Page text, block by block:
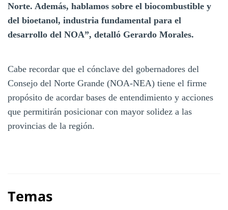
Norte. Además, hablamos sobre el biocombustible y
del bioetanol, industria fundamental para el
desarrollo del NOA”, detalló Gerardo Morales.
Cabe recordar que el cónclave del gobernadores del
Consejo del Norte Grande (NOA-NEA) tiene el firme
propósito de acordar bases de entendimiento y acciones
que permitirán posicionar con mayor solidez a las
provincias de la región.
Temas